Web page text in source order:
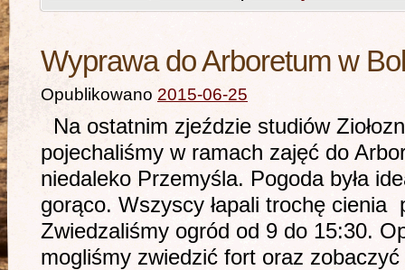
Wyprawa do Arboretum w
Opublikowano 2015-06-25
Na ostatnim zjeździe studiów
pojechaliśmy w ramach zajęć do
niedaleko Przemyśla. Pogoda była
gorąco. Wszyscy łapali trochę cienia
Zwiedzaliśmy ogród od 9 do 15:30.
mogliśmy zwiedzić fort oraz zobaczyć